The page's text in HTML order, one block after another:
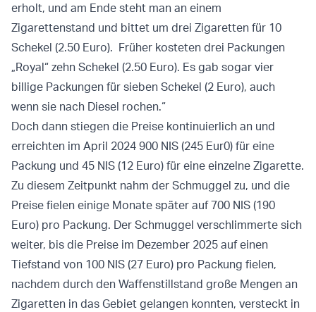
erholt, und am Ende steht man an einem
Zigarettenstand und bittet um drei Zigaretten für 10
Schekel (2.50 Euro). Früher kosteten drei Packungen
„Royal“ zehn Schekel (2.50 Euro). Es gab sogar vier
billige Packungen für sieben Schekel (2 Euro), auch
wenn sie nach Diesel rochen.“
Doch dann stiegen die Preise kontinuierlich an und
erreichten im April 2024 900 NIS (245 Eur0) für eine
Packung und 45 NIS (12 Euro) für eine einzelne Zigarette.
Zu diesem Zeitpunkt nahm der Schmuggel zu, und die
Preise fielen einige Monate später auf 700 NIS (190
Euro) pro Packung. Der Schmuggel verschlimmerte sich
weiter, bis die Preise im Dezember 2025 auf einen
Tiefstand von 100 NIS (27 Euro) pro Packung fielen,
nachdem durch den Waffenstillstand große Mengen an
Zigaretten in das Gebiet gelangen konnten, versteckt in